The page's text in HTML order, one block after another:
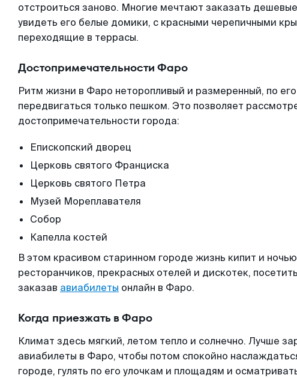
отстроиться заново. Многие мечтают заказать
увидеть его белые домики, с красными черепичными
переходящие в террасы.
Достопримечательности Фаро
Ритм жизни в Фаро неторопливый и размеренный, по
передвигаться только пешком. Это позволяет
достопримечательности города:
Епископский дворец
Церковь святого Франциска
Церковь святого Петра
Музей Мореплавателя
Собор
Капелла костей
В этом красивом старинном городе жизнь кипит и
ресторанчиков, прекрасных отелей и дискотек,
заказав авиабилеты онлайн в Фаро.
Когда приезжать в Фаро
Климат здесь мягкий, летом тепло и солнечно. Лучше
авиабилеты в Фаро, чтобы потом спокойно
городе, гулять по его улочкам и площадям и